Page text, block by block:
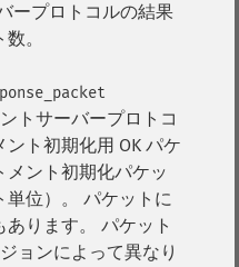
ープロトコルの結果
。
トサーバープロトコ
ト初期化用 OK パケ
メント初期化パケッ
単位）。 パケットに
ります。 パケット
ョンによって異なり